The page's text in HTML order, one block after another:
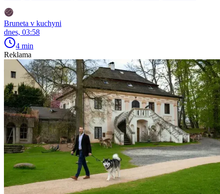
Bruneta v kuchyni
dnes, 03:58
4 min
Reklama